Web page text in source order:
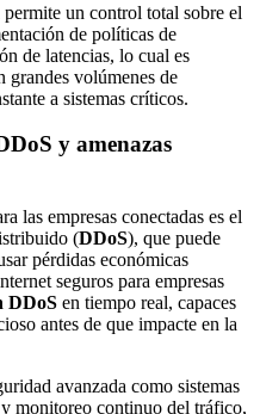
un control total sobre el
de políticas de
de latencias, lo cual es
grandes volúmenes de
a sistemas críticos.
y amenazas
las empresas conectadas es el
(DDoS), que puede
pérdidas económicas
seguros para empresas
DDoS en tiempo real, capaces
antes de que impacte en la
avanzada como sistemas
monitoreo continuo del tráfico,